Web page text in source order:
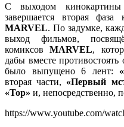
С выходом
завершается вторая фаза
MARVEL. По задумке,
выход фильмов,
комиксовMARVEL,
дабы вместе
было выпущено 6 лент:
вторая части, «Первый
«Тор» и, непосредственно,
https://www.youtube.com/